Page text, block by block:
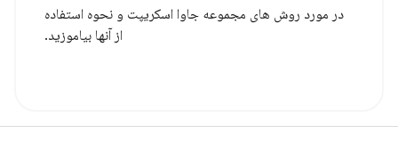
در مورد روش های مجموعه جاوا اسکریپت و نحوه استفاده
از آنها بیاموزید.